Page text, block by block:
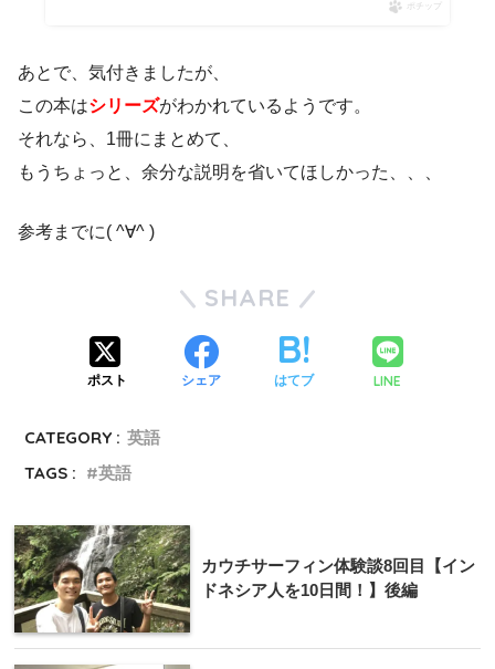
ポチップ
あとで、気付きましたが、
この本はシリーズがわかれているようです。
それなら、1冊にまとめて、
もうちょっと、余分な説明を省いてほしかった、、、
参考までに( ^∀^ )
SHARE
ポスト シェア はてブ LINE
CATEGORY : 英語
TAGS :
英語
カウチサーフィン体験談8回目【イン
ドネシア人を10日間！】後編